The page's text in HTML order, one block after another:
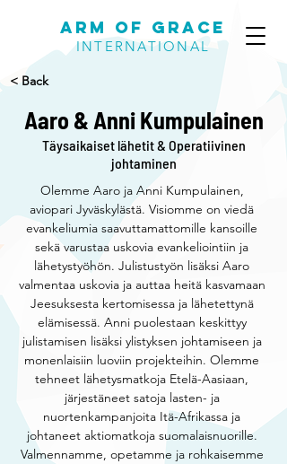
Arm of Grace
INTERNATIONAL
Aaro & Anni Kumpulainen
Täysaikaiset lähetit & Operatiivinen
johtaminen
Olemme Aaro ja Anni Kumpulainen,
aviopari Jyväskylästä. Visiomme on viedä
evankeliumia saavuttamattomille kansoille
sekä varustaa uskovia evankeliointiin ja
lähetystyöhön. Julistustyön lisäksi Aaro
valmentaa uskovia ja auttaa heitä kasvamaan
Jeesuksesta kertomisessa ja lähetettynä
elämisessä. Anni puolestaan keskittyy
julistamisen lisäksi ylistyksen johtamiseen ja
monenlaisiin luoviin projekteihin. Olemme
tehneet lähetysmatkoja Etelä-Aasiaan,
järjestäneet satoja lasten- ja
nuortenkampanjoita Itä-Afrikassa ja
johtaneet aktiomatkoja suomalaisnuorille.
Valmennamme, opetamme ja rohkaisemme
< Back